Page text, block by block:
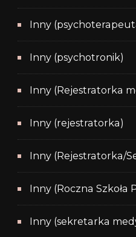
Inny
Inny (psychotronik)
Inny (Rejestratorka
Inny (rejestratorka)
Inny (Rejestratorka/
Inny (Roczna Szkoła
Inny (sekretarka